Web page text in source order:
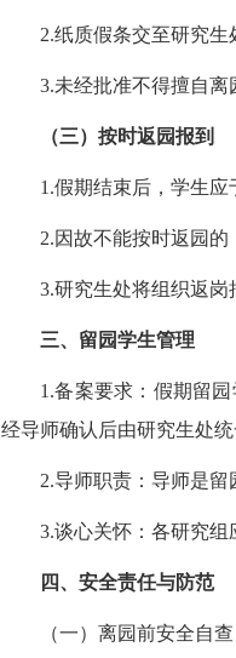
2.纸质假条交至研究生
3.未经批准不得擅自离
（三）按时返园报到
1.假期结束后，学生应
2.因故不能按时返园的
3.研究生处将组织返岗
三、留园学生管理
1.备案要求：假期留
经导师确认后由研究生处统
2.导师职责：导师是留
3.谈心关怀：各研究组
四、安全责任与防范
（一）离园前安全自查